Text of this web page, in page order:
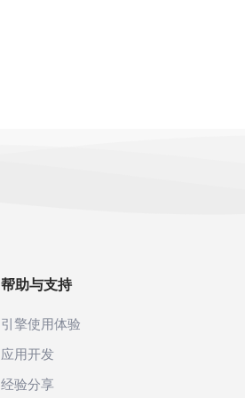
帮助与支持
引擎使用体验
应用开发
经验分享